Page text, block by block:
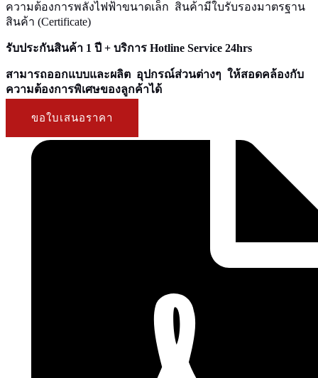
ความต้องการพลังไฟฟ้าขนาดเล็ก สินค้ามีใบรับรองมาตรฐาน
สินค้า (Certificate)
รับประกันสินค้า 1 ปี + บริการ Hotline Service 24hrs
สามารถออกแบบและผลิต อุปกรณ์ส่วนต่างๆ ให้สอดคล้องกับ
ความต้องการพิเศษของลูกค้าได้
ขอใบเสนอราคา